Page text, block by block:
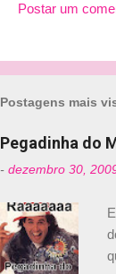
Postar um
Postagens mais
Pegadinha do
- dezembro 30,